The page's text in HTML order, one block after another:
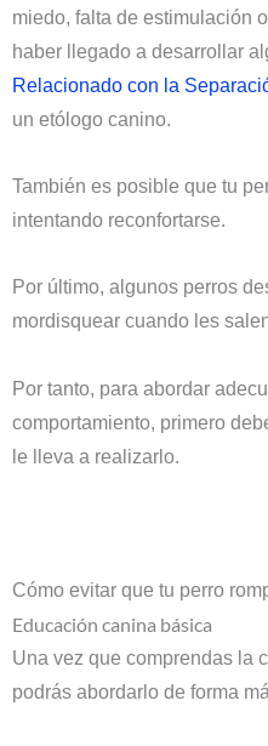
miedo, falta de estimulación
haber llegado a desarrollar
Relacionado con la
un etólogo canino.
También es posible que tu
intentando reconfortarse.
Por último, algunos perros
mordisquear cuando les
Por tanto, para abordar
comportamiento, primero
le lleva a realizarlo.
Cómo evitar que tu perro
Educación canina básica
Una vez que comprendas la
podrás abordarlo de forma